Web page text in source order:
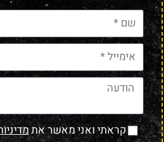
קראתי ואני מאשר את